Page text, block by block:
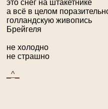
это снег на штакетнике
а всё в целом
голландскую живопись
Брейгеля
не холодно
не страшно
_^_